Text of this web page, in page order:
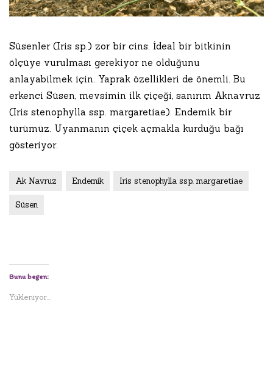
Süsenler (Iris sp.) zor bir cins. İdeal bir bitkinin
ölçüye vurulması gerekiyor ne olduğunu
anlayabilmek için. Yaprak özellikleri de önemli. Bu
erkenci Süsen, mevsimin ilk çiçeği, sanırım Aknavruz
(Iris stenophylla ssp. margaretiae). Endemik bir
türümüz. Uyanmanın çiçek açmakla kurduğu bağı
gösteriyor.
Ak Navruz Endemik Iris stenophylla ssp. margaretiae
Süsen
Bunu beğen:
Yükleniyor...